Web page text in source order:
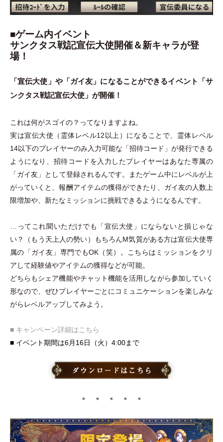
■ゲーム内イベント
サンクタス戦記宣伝大使開催＆新キャラが登
場！
「宣伝大使 」 や「ガイ友 」 になることができるイベント 「サ
ンクタス戦記宣伝大使 」 が開催！
これは何がスゴイの？ってなりますよね。
実は宣伝大使 （ 霊体レベル12以上 ） になることで、霊体レベル
14以下のプレイヤーのみ入力可能な 「招待コード 」 が発行できる
ようになり、招待コードを入力したプレイヤーはあなた専属の
「ガイ友 」
として登録されるんです。またゲーム中にレベルが上
がっていくと、報酬アイテムの獲得ができたり、ガイ友の人数上
限増加や、新たなミッションに挑戦できるようになるんです。
…ってこれ聞いただけでも 「宣伝大使 」 にならないと損じゃな
い？
（ もう天上人の勢い）
もちろんM気質がある方は宣伝大使専
属の 「ガイ友 」 専門でもOK （笑）
。こちらはミッションをクリ
アして経験値やアイテムの獲得などが可能。
どちらもシェア機能やチャット機能を活用しながら参加していく
形なので、ぜひプレイヤーごとにコミュニケーションを楽しみな
がらレベルアップしてみよう。
■ キャンペーン詳細はこちら
■ イベント期間は6月16日
（火 ） 4:00まで
＊ ＊ ＊ ＊ ＊